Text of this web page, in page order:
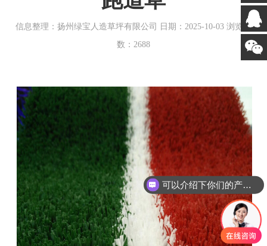
信息整理：扬州绿宝人造草坪有限公司 日期：2025-10-03 浏览次
数：2688
可以介绍下你们的产品么